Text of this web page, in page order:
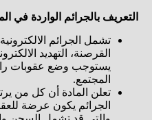
التعريف بالجرائم الواردة في
تشمل الجرائم
القرصنة، التهديد
يستوجب وضع عقوبات
المجتمع.
تعلن المادة أن كل من
الجرائم يكون عرضة